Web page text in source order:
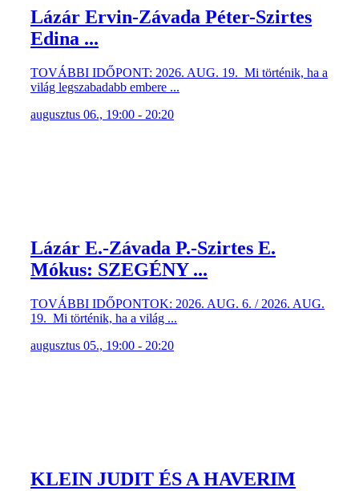
Lázár Ervin-Závada Péter-Szirtes
Edina ...
TOVÁBBI IDŐPONT: 2026. AUG. 19. Mi történik, ha a
világ legszabadabb embere ...
augusztus 06., 19:00 - 20:20
Lázár E.-Závada P.-Szirtes E.
Mókus: SZEGÉNY ...
TOVÁBBI IDŐPONTOK: 2026. AUG. 6. / 2026. AUG.
19. Mi történik, ha a világ ...
augusztus 05., 19:00 - 20:20
KLEIN JUDIT ÉS A HAVERIM